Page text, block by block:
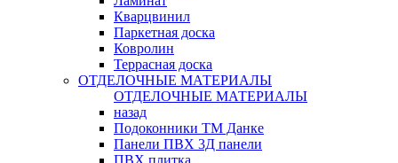
Кварцвинил
Паркетная доска
Ковролин
Террасная доска
ОТДЕЛОЧНЫЕ МАТЕРИАЛЫ
ОТДЕЛОЧНЫЕ МАТЕРИАЛЫ
назад
Подоконники ТМ Данке
Панели ПВХ 3Д панели
ПВХ плитка